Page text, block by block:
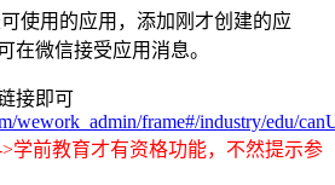
使用的应用，添加刚才创建的应
在微信接受应用消息。
接即可
wework_admin/frame#/industry/edu/
学前教育才有资格功能，不然提示参